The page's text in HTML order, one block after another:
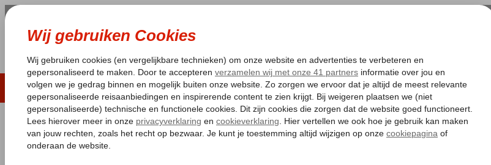
LAST MINUTE ZOMER 2026 ZONVAKANTIE VERRE REIZEN ALL INCLUSIVE
Pakketgarantie Laagsteprijsgarantie* Gratis annuleren*
Home
Spanje Canarische Eilanden